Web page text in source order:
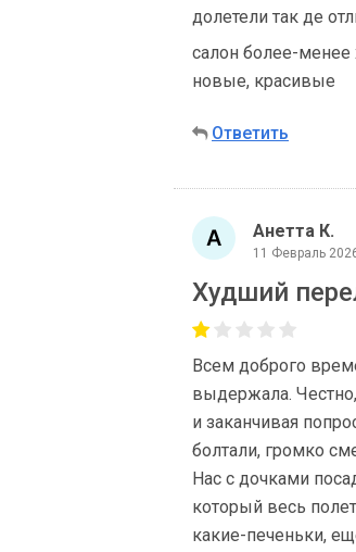
долетели так де
салон более-
новые, красивые
Ответить
Анетта К.
11 Февраль
Худший
Всем доброго
выдержала.
и заканчивая
болтали, громко
Нас с дочками
который весь
какие-печеньки,